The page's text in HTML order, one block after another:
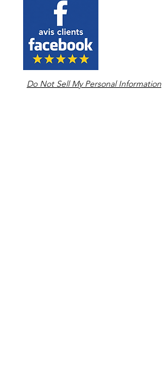
Do Not Sell My Personal Information